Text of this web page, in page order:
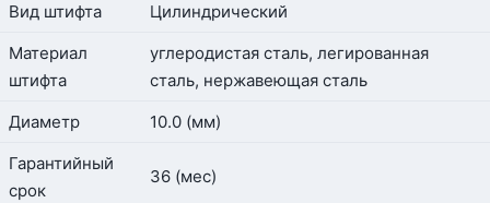
Вид штифта
Цилиндрический
Материал
штифта
углеродистая сталь, легированная
сталь, нержавеющая сталь
Диаметр
10.0 (мм)
Гарантийный
срок
36 (мес)